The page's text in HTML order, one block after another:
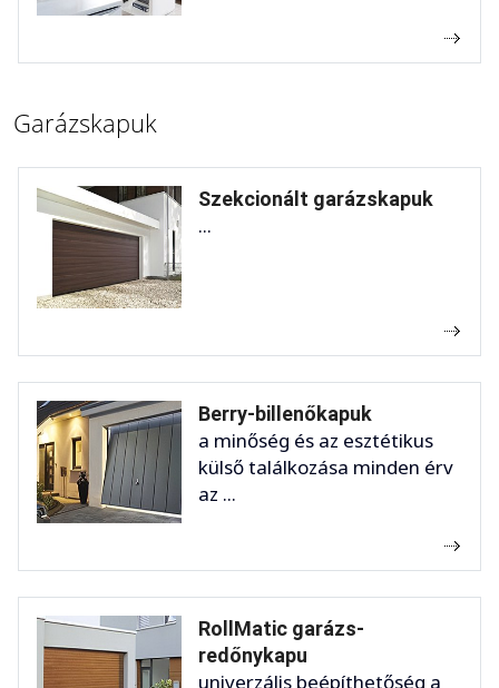
Garázskapuk
Szekcionált garázskapuk
...
Berry-billenőkapuk
a minőség és az esztétikus
külső találkozása minden érv
az ...
RollMatic garázs-
redőnykapu
univerzális beépíthetőség a